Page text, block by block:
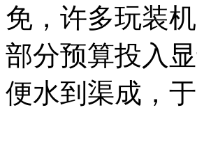
免，许多玩装
部分预算投入
便水到渠成，